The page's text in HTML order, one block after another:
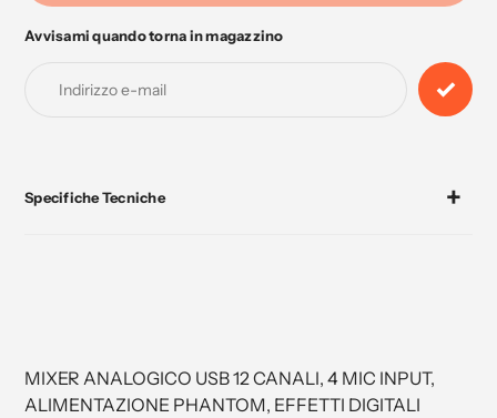
Aggiunta
prodotto
Avvisami quando torna in magazzino
Specifiche Tecniche
MIXER ANALOGICO USB 12 CANALI, 4 MIC INPUT,
ALIMENTAZIONE PHANTOM, EFFETTI DIGITALI